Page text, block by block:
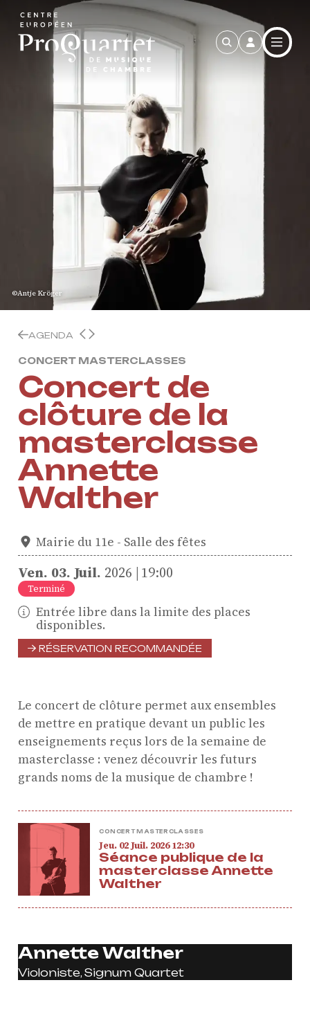
Aller au contenu principal
©Antje Kröger
AGENDA
CONCERT MASTERCLASSES
Concert de
clôture de la
masterclasse
Annette
Walther
Mairie du 11e - Salle des fêtes
Ven. 03. Juil. 2026 19:00
Terminé
Entrée libre dans la limite des places
disponibles.
RÉSERVATION RECOMMANDÉE
Le concert de clôture permet aux ensembles
de mettre en pratique devant un public les
enseignements reçus lors de la semaine de
masterclasse : venez découvrir les futurs
grands noms de la musique de chambre !
CONCERT MASTERCLASSES
jeudi
Jeu. 02juillet
Juil. 202612:30
Séance publique de la
masterclasse Annette
Walther
Annette Walther
Violoniste, Signum Quartet
ProQuartet - Centre
Européen de Musique de
Chambre
Résidence jeunes
interprètes
professionnelle et
masterclasses
Projets européens
Actions culturelles
Concerts et événements
Agenda
Actualités
Soutenir ProQuartet
Vidéos des masterclasses
CONTACT